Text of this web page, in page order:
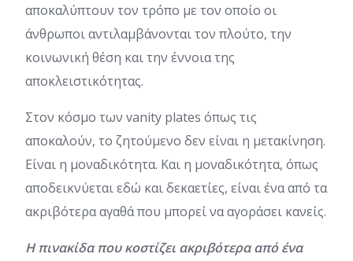
αποκαλύπτουν τον τρόπο με τον οποίο οι
άνθρωποι αντιλαμβάνονται τον πλούτο, την
κοινωνική θέση και την έννοια της
αποκλειστικότητας.
Στον κόσμο των vanity plates όπως τις
αποκαλούν, το ζητούμενο δεν είναι η μετακίνηση.
Είναι η μοναδικότητα. Και η μοναδικότητα, όπως
αποδεικνύεται εδώ και δεκαετίες, είναι ένα από τα
ακριβότερα αγαθά που μπορεί να αγοράσει κανείς.
Η πινακίδα που κοστίζει ακριβότερα από ένα